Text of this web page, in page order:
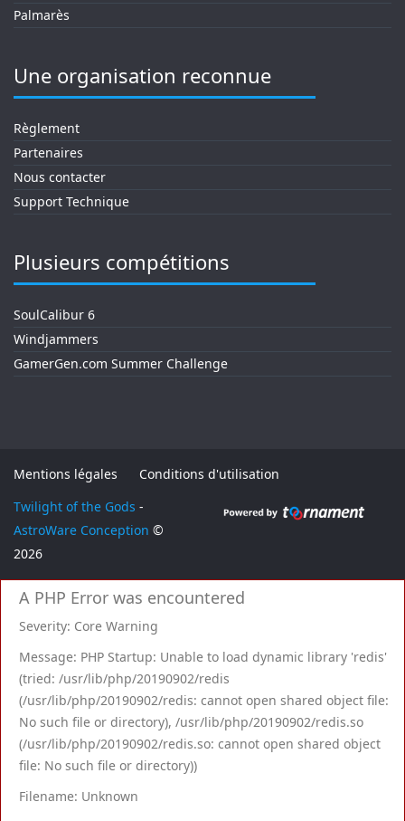
Palmarès
Une organisation reconnue
Règlement
Partenaires
Nous contacter
Support Technique
Plusieurs compétitions
SoulCalibur 6
Windjammers
GamerGen.com Summer Challenge
Mentions légales
Conditions d'utilisation
Twilight of the Gods -
AstroWare Conception ©
2026
A PHP Error was encountered
Severity: Core Warning
Message: PHP Startup: Unable to load dynamic library 'redis'
(tried: /usr/lib/php/20190902/redis
(/usr/lib/php/20190902/redis: cannot open shared object file:
No such file or directory), /usr/lib/php/20190902/redis.so
(/usr/lib/php/20190902/redis.so: cannot open shared object
file: No such file or directory))
Filename: Unknown